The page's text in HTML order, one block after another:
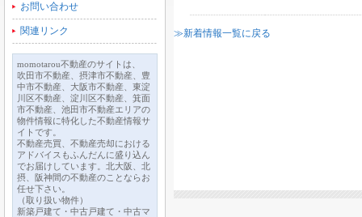
お問い合わせ
関連リンク
momotarou不動産のサイトは、
吹田市不動産、摂津市不動産、豊
中市不動産、大阪市不動産、東淀
川区不動産、淀川区不動産、箕面
市不動産、池田市不動産エリアの
物件情報に特化した不動産情報サ
イトです。
不動産売買、不動産売却における
アドバイスもふんだんに盛り込ん
でお届けしています。北大阪、北
摂、阪神間の不動産のことならお
任せ下さい。
（取り扱い物件）
新築戸建て・中古戸建て・中古マ
≫新着情報一覧に戻る